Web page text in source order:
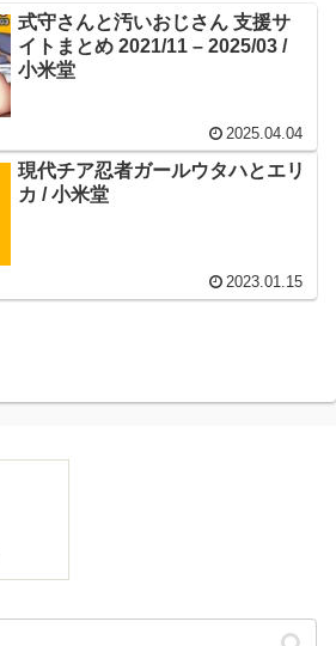
式守さんと汚いおじさん 支援サ
イトまとめ 2021/11 – 2025/03 /
小米堂
2025.04.04
現代チア忍者ガールウタハとエリ
カ / 小米堂
2023.01.15